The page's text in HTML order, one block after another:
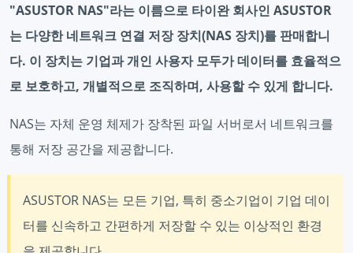
"ASUSTOR NAS"라는 이름으로 타이완 회사인 ASUSTOR
는 다양한 네트워크 연결 저장 장치(NAS 장치)를 판매합니
다. 이 장치는 기업과 개인 사용자 모두가 데이터를 효율적으
로 보호하고, 개별적으로 조직하며, 사용할 수 있게 합니다.
NAS는 자체 운영 체제가 장착된 파일 서버로서 네트워크를
통해 저장 공간을 제공합니다.
ASUSTOR NAS는 모든 기업, 특히 중소기업이 기업 데이
터를 신속하고 간편하게 저장할 수 있는 이상적인 환경